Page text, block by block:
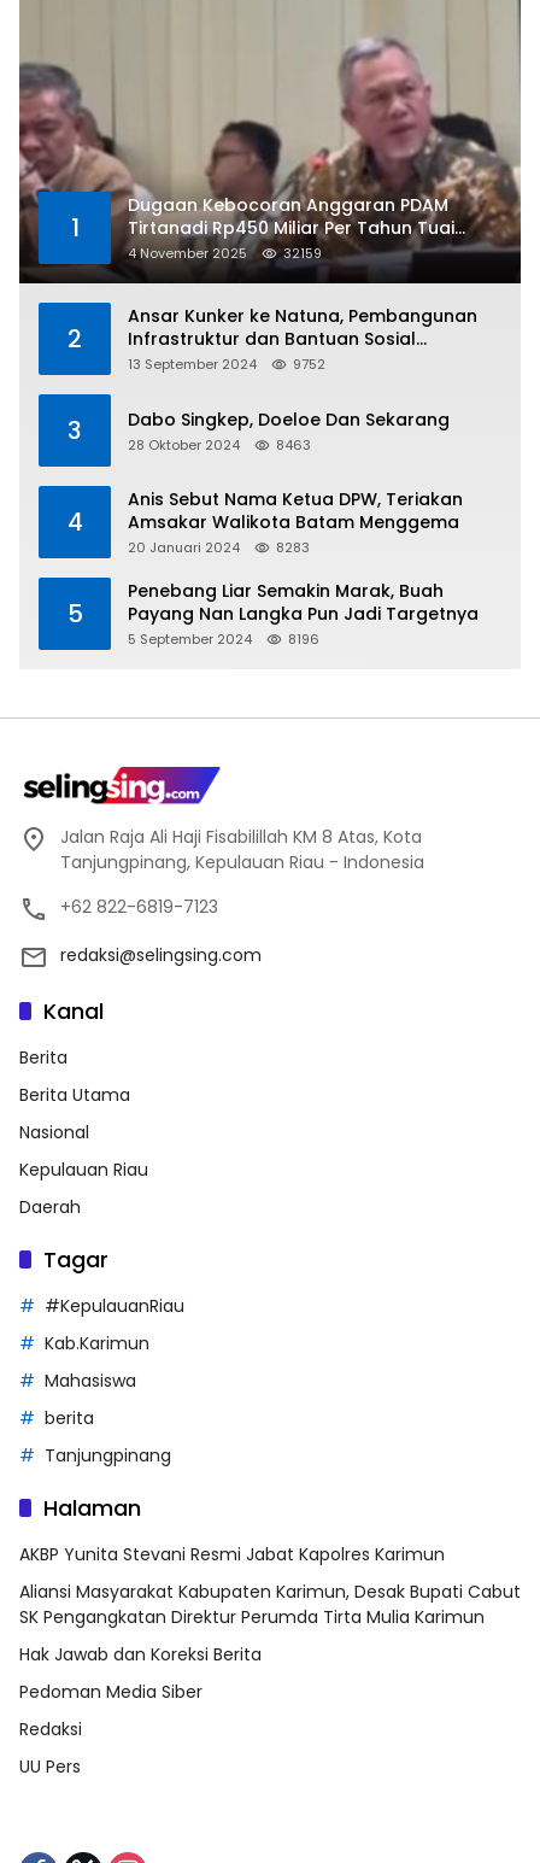
1
Dugaan Kebocoran Anggaran PDAM
Tirtanadi Rp450 Miliar Per Tahun Tuai
Kritikan
4 November 2025 32159
2
Ansar Kunker ke Natuna, Pembangunan
Infrastruktur dan Bantuan Sosial
Direalisasikan Hingga Pulau Tiga
13 September 2024 9752
3 Dabo Singkep, Doeloe Dan Sekarang
28 Oktober 2024 8463
4
Anis Sebut Nama Ketua DPW, Teriakan
Amsakar Walikota Batam Menggema
20 Januari 2024 8283
5
Penebang Liar Semakin Marak, Buah
Payang Nan Langka Pun Jadi Targetnya
5 September 2024 8196
Jalan Raja Ali Haji Fisabilillah KM 8 Atas, Kota
Tanjungpinang, Kepulauan Riau - Indonesia
+62 822-6819-7123
redaksi@selingsing.com
Kanal
Berita
Berita Utama
Nasional
Kepulauan Riau
Daerah
Tagar
#KepulauanRiau
Kab.Karimun
Mahasiswa
berita
Tanjungpinang
Halaman
AKBP Yunita Stevani Resmi Jabat Kapolres Karimun
Aliansi Masyarakat Kabupaten Karimun, Desak Bupati Cabut
SK Pengangkatan Direktur Perumda Tirta Mulia Karimun
Hak Jawab dan Koreksi Berita
Pedoman Media Siber
Redaksi
UU Pers